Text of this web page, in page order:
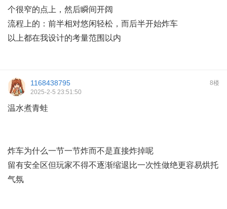
个很窄的点上，然后瞬间开阔
流程上的：前半相对悠闲轻松，而后半开始炸车
以上都在我设计的考量范围以内
8楼
1168438795
2025-2-5 23:51:50
温水煮青蛙
炸车为什么一节一节炸而不是直接炸掉呢
留有安全区但玩家不得不逐渐缩退比一次性做绝更容易烘托
气氛